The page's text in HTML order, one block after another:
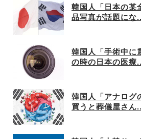
韓国人「日本の某
品写真が話題にな
韓国人「手術中に
の時の日本の医療
韓国人「アナログ
買うと葬儀屋さん